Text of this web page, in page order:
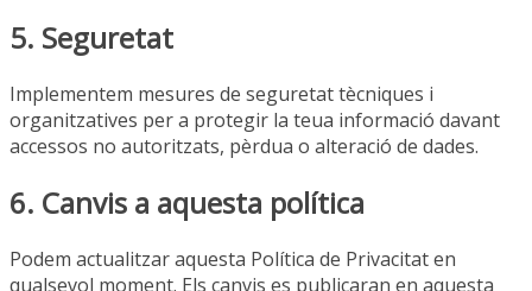
5. Seguretat
Implementem mesures de seguretat tècniques i
organitzatives per a protegir la teua informació davant
accessos no autoritzats, pèrdua o alteració de dades.
6. Canvis a aquesta política
Podem actualitzar aquesta Política de Privacitat en
qualsevol moment. Els canvis es publicaran en aquesta